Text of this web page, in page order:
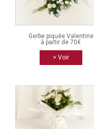
Gerbe piquée Valentine
à partir de 70€
> Voir